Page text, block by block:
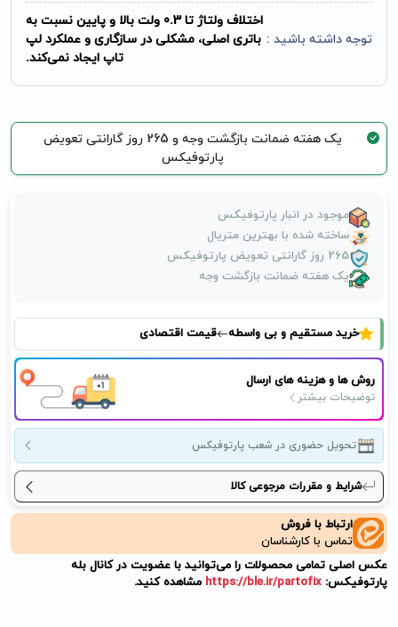
توجه داشته باشید :
اختلاف ولتاژ تا 0.3 ولت بالا و پایین نسبت به
باتری اصلی، مشکلی در سازگاری و عملکرد لپ
تاپ ایجاد نمی‌کند.
یک هفته ضمانت بازگشت وجه و 265 روز گارانتی تعویض
پارتوفیکس
موجود در انبار پارتوفیکس
ساخته شده با بهترین متریال
265 روز گارانتی تعویض پارتوفیکس
یک هفته ضمانت بازگشت وجه
خرید مستقیم و بی واسطه قیمت اقتصادی
روش ها و هزینه های ارسال
توضیحات بیشتر
تحویل حضوری در شعب پارتوفیکس
شرایط و مقررات مرجوعی کالا
ارتباط با فروش
تماس با کارشناسان
عکس اصلی تمامی محصولات را می‌توانید با عضویت در کانال بله
پارتوفیکس: https://ble.ir/partofix مشاهده کنید.